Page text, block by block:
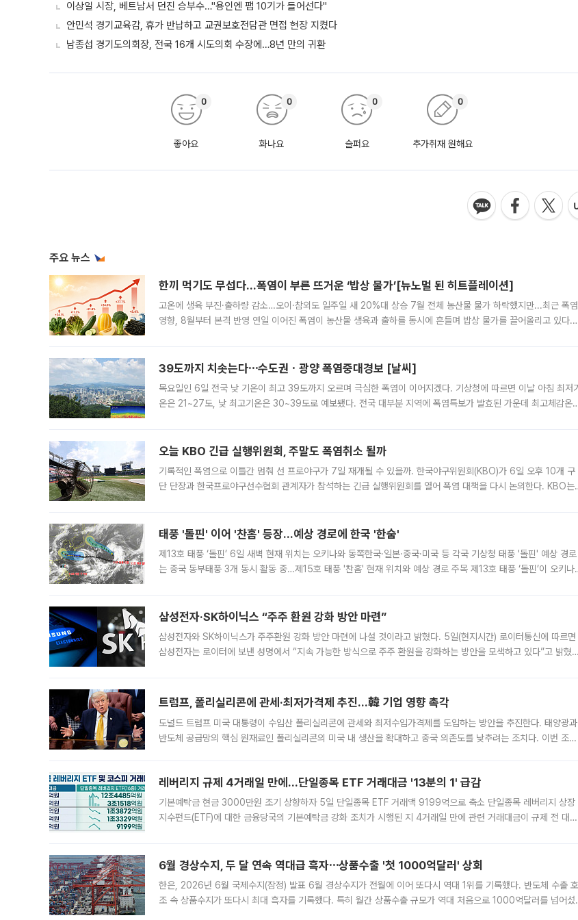
이상일 시장, 베트남서 던진 승부수…"용인엔 팹 10기가 들어선다"
안민석 경기교육감, 휴가 반납하고 교권보호전담관 면접 현장 지켰다
남종섭 경기도의회장, 전국 16개 시도의회 수장에…8년 만의 귀환
좋아요
0
화나요
0
슬퍼요
0
추가취재 원해요
0
주요 뉴스
한끼 먹기도 무섭다...폭염이 부른 뜨거운 ‘밥상 물가’[뉴노멀 된 히트플레이션]
고온에 생육 부진·출하량 감소…오이·참외도 일주일 새 20%대 상승 7월 전체 농산물 물가 하락했지만...최근 폭염
영향, 8월부터 본격 반영 연일 이어진 폭염이 농산물 생육과 출하를 동시에 흔들며 밥상 물가를 끌어올리고 있다.
39도까지 치솟는다⋯수도권ㆍ광양 폭염중대경보 [날씨]
목요일인 6일 전국 낮 기온이 최고 39도까지 오르며 극심한 폭염이 이어지겠다. 기상청에 따르면 이날 아침 최저기
온은 21~27도, 낮 최고기온은 30~39도로 예보됐다. 전국 대부분 지역에 폭염특보가 발효된 가운데 최고체감온
오늘 KBO 긴급 실행위원회, 주말도 폭염취소 될까
기록적인 폭염으로 이틀간 멈춰 선 프로야구가 7일 재개될 수 있을까. 한국야구위원회(KBO)가 6일 오후 10개 구
단 단장과 한국프로야구선수협회 관계자가 참석하는 긴급 실행위원회를 열어 폭염 대책을 다시 논의한다. KBO는
태풍 '돌핀' 이어 '찬홈' 등장…예상 경로에 한국 '한숨'
제13호 태풍 ‘돌핀’ 6일 새벽 현재 위치는 오키나와 동쪽한국·일본·중국·미국 등 각국 기상청 태풍 '돌핀' 예상 경로
는 중국 동부태풍 3개 동시 활동 중…제15호 태풍 '찬홈' 현재 위치와 예상 경로 주목 제13호 태풍 ‘돌핀’이 오키나
삼성전자·SK하이닉스 “주주 환원 강화 방안 마련”
삼성전자와 SK하이닉스가 주주환원 강화 방안 마련에 나설 것이라고 밝혔다. 5일(현지시간) 로이터통신에 따르면
삼성전자는 로이터에 보낸 성명에서 “지속 가능한 방식으로 주주 환원을 강화하는 방안을 모색하고 있다”고 밝혔다.
트럼프, 폴리실리콘에 관세·최저가격제 추진…韓 기업 영향 촉각
도널드 트럼프 미국 대통령이 수입산 폴리실리콘에 관세와 최저수입가격제를 도입하는 방안을 추진한다. 태양광과
반도체 공급망의 핵심 원재료인 폴리실리콘의 미국 내 생산을 확대하고 중국 의존도를 낮추려는 조치다. 이번 조처
레버리지 규제 4거래일 만에…단일종목 ETF 거래대금 '13분의 1' 급감
기본예탁금 현금 3000만원 조기 상향하자 5일 단일종목 ETF 거래액 9199억으로 축소 단일종목 레버리지 상장
지수펀드(ETF)에 대한 금융당국의 기본예탁금 강화 조치가 시행된 지 4거래일 만에 관련 거래대금이 규제 전 대비
6월 경상수지, 두 달 연속 역대급 흑자⋯상품수출 '첫 1000억달러' 상회
한은, 2026년 6월 국제수지(잠정) 발표 6월 경상수지가 전월에 이어 또다시 역대 1위를 기록했다. 반도체 수출 호
조 속 상품수지가 또다시 최대 흑자를 기록했다. 특히 월간 상품수출 규모가 역대 처음으로 1000억달러를 넘어섰